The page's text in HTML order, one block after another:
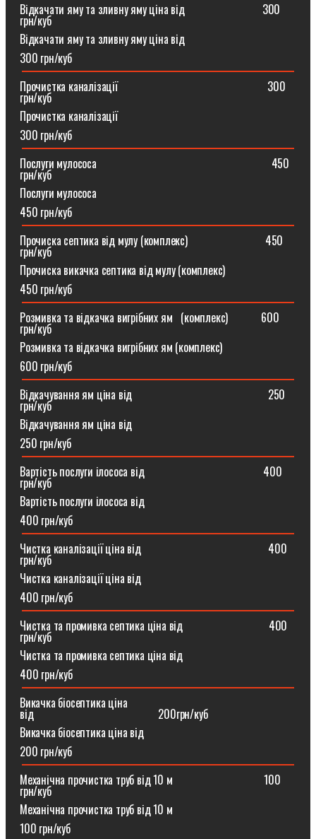
Відкачати яму та зливну яму ціна від ⠀⠀⠀⠀⠀⠀⠀⠀⠀300
грн/куб
Відкачати яму та зливну яму ціна від
300 грн/куб
Прочистка каналізації⠀⠀⠀⠀⠀⠀⠀⠀⠀⠀⠀⠀⠀⠀⠀⠀⠀⠀300
грн/куб
Прочистка каналізації
300 грн/куб
Послуги мулососа⠀⠀⠀⠀⠀⠀⠀⠀⠀⠀⠀⠀⠀⠀⠀⠀⠀⠀⠀⠀⠀450
грн/куб
Послуги мулососа
450 грн/куб
Прочиска септика від мулу (комплекс) ⠀⠀⠀⠀⠀⠀⠀⠀⠀450
грн/куб
Прочиска викачка септика від мулу (комплекс)
450 грн/куб
Розмивка та відкачка вигрібних ям⠀(комплекс)⠀⠀⠀⠀600
грн/куб
Розмивка та відкачка вигрібних ям (комплекс)⠀
600 грн/куб
Відкачування ям ціна від ⠀⠀⠀⠀⠀⠀⠀⠀⠀⠀⠀⠀⠀⠀⠀⠀250
грн/куб
Відкачування ям ціна від
250 грн/куб
Вартість послуги ілососа від ⠀⠀⠀⠀⠀⠀⠀⠀⠀⠀⠀⠀⠀⠀400
грн/куб
Вартість послуги ілососа від
400 грн/куб
Чистка каналізації ціна від ⠀⠀⠀⠀⠀⠀⠀⠀⠀⠀⠀⠀⠀⠀⠀400
грн/куб
Чистка каналізації ціна від
400 грн/куб
Чистка та промивка септика ціна від ⠀⠀⠀⠀⠀⠀⠀⠀⠀⠀400
грн/куб
Чистка та промивка септика ціна від
400 грн/куб
Викачка біосептика ціна
від⠀⠀⠀⠀⠀⠀⠀⠀⠀⠀⠀⠀⠀⠀⠀200грн/куб
Викачка біосептика ціна від
200 грн/куб
Механічна прочистка труб від 10 м⠀⠀⠀⠀⠀⠀⠀⠀⠀⠀⠀100
грн/куб
Механічна прочистка труб від 10 м
100 грн/куб